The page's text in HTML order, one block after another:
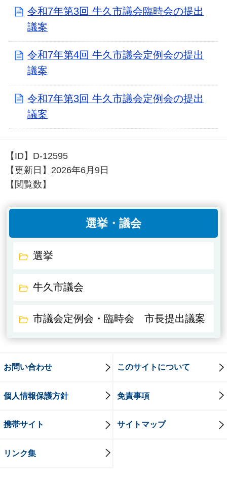
令和7年第3回 牛久市議会臨時会の提出
議案
令和7年第4回 牛久市議会定例会の提出
議案
令和7年第3回 牛久市議会定例会の提出
議案
【ID】 D-12595
【更新日】 2026年6月9日
【閲覧数】
選挙・議会
選挙
牛久市議会
市議会定例会・臨時会 市長提出議案
お問い合わせ このサイトについて
個人情報保護方針 免責事項
携帯サイト サイトマップ
リンク集